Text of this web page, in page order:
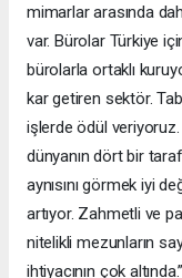
mimarlar arasında
var. Bürolar Türkiye
bürolarla ortaklı
kar getiren sektör.
işlerde ödül veriyoruz.
dünyanın dört bir
aynısını görmek iyi
artıyor. Zahmetli ve
nitelikli mezunların
ihtiyacının çok